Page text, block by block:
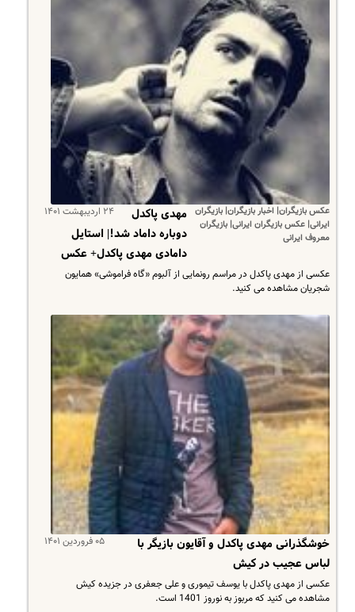
عکس بازیگران| اخبار بازیگران| بازیگران
ایرانی| عکس بازیگران ایرانی| بازیگران
معروف ایرانی
۲۴ اردیبهشت ۱۴۰۱
مهدی پاکدل
دوباره داماد شد!| استایل
دامادی مهدی پاکدل+ عکس
عکسی از مهدی پاکدل در مراسم رونمایی از آلبوم «گاه فراموشی» همایون
شجریان مشاهده می کنید.
۰۵ فروردین ۱۴۰۱
خوشگذرانی مهدی پاکدل و آقایون بازیگر با
لباس عجیب در کیش
عکسی از مهدی پاکدل با یوسف تیموری و علی جعفری در جزیده کیش
مشاهده می کنید که مربوز به نوروز 1401 است.